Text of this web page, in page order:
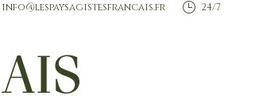
info@lespaysagistesfrancais.fr 24/7